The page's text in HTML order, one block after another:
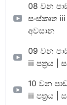
08 වන
සංස්කෘත
අවසාන
09 වන
iii පත්‍රය |
10 වන
iii පත්‍රය |